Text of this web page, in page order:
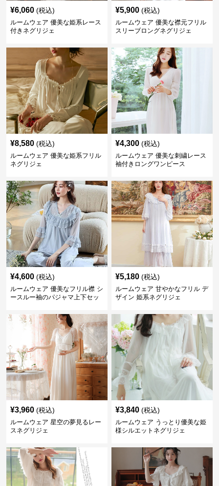
¥6,060 (税込)
ルームウェア 優美な姫系レース
付きネグリジェ
¥5,900 (税込)
ルームウェア 優美な襟元フリル
スリーブロングネグリジェ
¥8,580 (税込)
ルームウェア 優美な姫系フリル
ネグリジェ
¥4,300 (税込)
ルームウェア 優美な刺繍レース
袖付きロングワンピース
¥4,600 (税込)
ルームウェア 優美なフリル襟 シ
ースルー袖のパジャマ上下セッ
¥5,180 (税込)
ルームウェア 甘やかなフリル デ
ザイン 姫系ネグリジェ
¥3,960 (税込)
ルームウェア 星空の夢見るレー
スネグリジェ
¥3,840 (税込)
ルームウェア うっとり優美な姫
様シルエットネグリジェ